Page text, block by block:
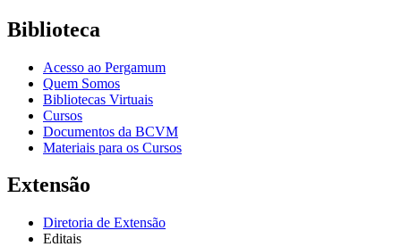
Biblioteca
Acesso ao Pergamum
Quem Somos
Bibliotecas Virtuais
Cursos
Documentos da BCVM
Materiais para os Cursos
Extensão
Diretoria de Extensão
Editais